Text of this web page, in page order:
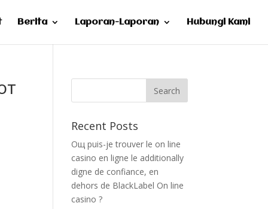
Berita Laporan-Laporan Hubungi Kami
Recent Posts
Oщ puis-je trouver le on line
casino en ligne le additionally
digne de confiance, en
dehors de BlackLabel On line
casino ?